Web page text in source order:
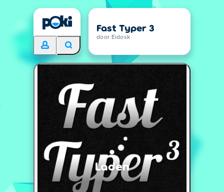
Fast Typer 3
door Eidosk
Laden